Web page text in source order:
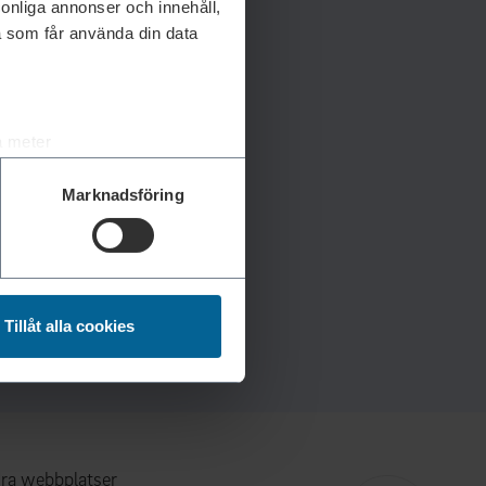
annonser och innehåll,
får använda din data
. Du kan ändra
funktioner för
information från din enhet
kombinera informationen
tjänster.
Marknadsföring
Tillåt alla cookies
webbplatser